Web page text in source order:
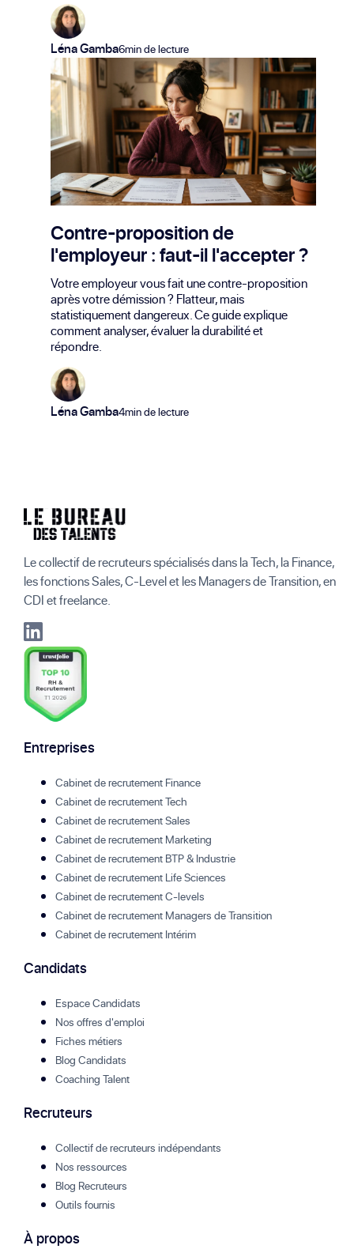
Léna Gamba6min de lecture
Contre-proposition de
l'employeur : faut-il l'accepter ?
Votre employeur vous fait une contre-proposition
après votre démission ? Flatteur, mais
statistiquement dangereux. Ce guide explique
comment analyser, évaluer la durabilité et
répondre.
Léna Gamba4min de lecture
Le collectif de recruteurs spécialisés dans la Tech, la Finance,
les fonctions Sales, C-Level et les Managers de Transition, en
CDI et freelance.
Entreprises
Cabinet de recrutement Finance
Cabinet de recrutement Tech
Cabinet de recrutement Sales
Cabinet de recrutement Marketing
Cabinet de recrutement BTP & Industrie
Cabinet de recrutement Life Sciences
Cabinet de recrutement C-levels
Cabinet de recrutement Managers de Transition
Cabinet de recrutement Intérim
Candidats
Espace Candidats
Nos offres d'emploi
Fiches métiers
Blog Candidats
Coaching Talent
Recruteurs
Collectif de recruteurs indépendants
Nos ressources
Blog Recruteurs
Outils fournis
À propos